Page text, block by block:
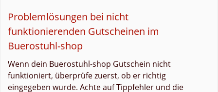
Problemlösungen bei nicht
funktionierenden Gutscheinen im
Buerostuhl-shop
Wenn dein Buerostuhl-shop Gutschein nicht
funktioniert, überprüfe zuerst, ob er richtig
eingegeben wurde. Achte auf Tippfehler und die